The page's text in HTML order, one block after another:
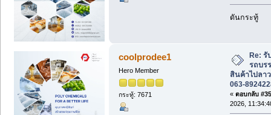
ดันกระทู้
coolprodee1
Hero Member
กระทู้: 7671
Re: รั
รถบร
สินค้าไปลา
063-
« ตอบกลับ
2026,